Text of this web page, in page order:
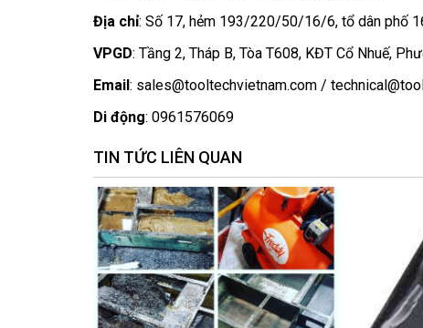
Địa chỉ: Số 17, hẻm 193/220/50/16/6, tổ dân phố
VPGD: Tầng 2, Tháp B, Tòa T608, KĐT Cổ Nhuế,
Email : sales@tooltechvietnam.com /
Di động: 0961576069
TIN TỨC LIÊN QUAN